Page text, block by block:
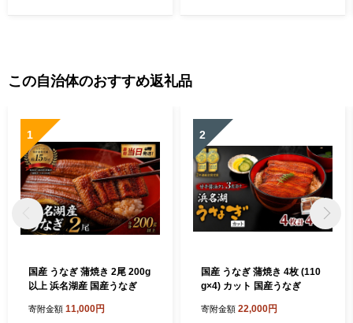
この自治体のおすすめ返礼品
1
国産 うなぎ 蒲焼き 2尾 200g
以上 浜名湖産 国産うなぎ
寄附金額 11,000円
2
国産 うなぎ 蒲焼き 4枚 (110
g×4) カット 国産うなぎ
寄附金額 22,000円